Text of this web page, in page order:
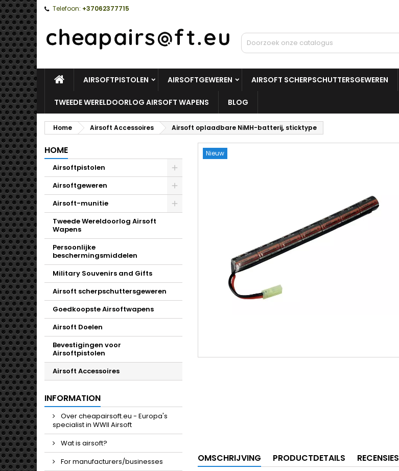
Telefoon: +37062377715
HOMEAIRSOFTPISTOLEN AIRSOFTGEWEREN AIRSOFT SCHERPSCHUTTERSGEWEREN
TWEEDE WERELDOORLOG AIRSOFT WAPENS BLOG
Home Airsoft Accessoires Airsoft oplaadbare NiMH-batterij, sticktype
HOME
Airsoftpistolen
Airsoftgeweren
Airsoft-munitie
Tweede Wereldoorlog Airsoft
Wapens
Persoonlijke
beschermingsmiddelen
Military Souvenirs and Gifts
Airsoft scherpschuttersgeweren
Goedkoopste Airsoftwapens
Airsoft Doelen
Bevestigingen voor
Airsoftpistolen
Airsoft Accessoires
INFORMATION
Over cheapairsoft.eu - Europa's
specialist in WWII Airsoft
Wat is airsoft?
For manufacturers/businesses
Nieuw
OMSCHRIJVING PRODUCTDETAILS RECENSIES